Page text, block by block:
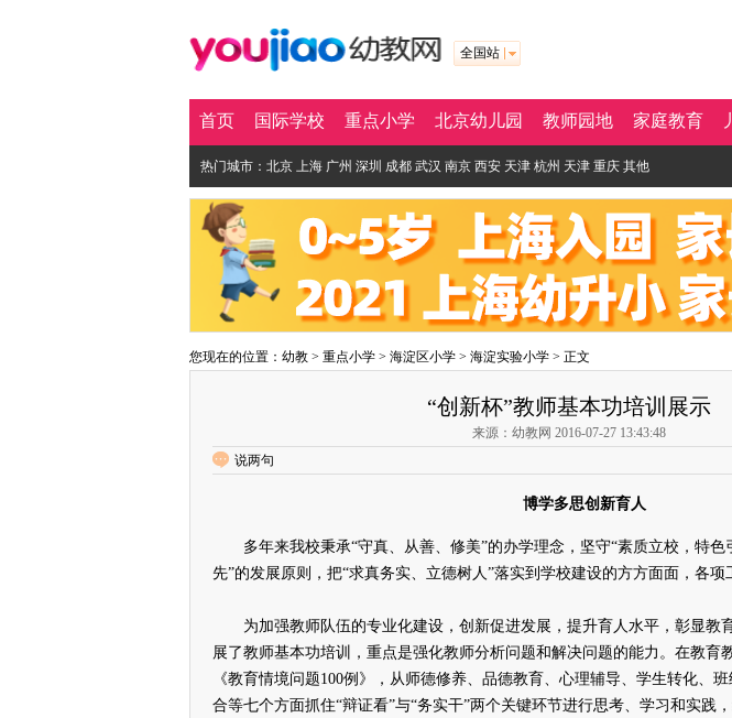
全国站
首页 国际学校 重点小学 北京幼儿园 教师园地 家庭教育
热门城市： 北京 上海 广州 深圳 成都 武汉 南京 西安 天津 杭州 天津 重庆 其他
您现在的位置： 幼教 > 重点小学 > 海淀区小学 > 海淀实验小学 > 正文
“创新杯”教师基本功培训展示
来源：幼教网 2016-07-27 13:43:48
说两句
博学多思创新育人
多年来我校秉承“守真、从善、修美”的办学理念，坚守“素质立校，特色
先”的发展原则，把“求真务实、立德树人”落实到学校建设的方方面面，各项
为加强教师队伍的专业化建设，创新促进发展，提升育人水平，彰显教
展了教师基本功培训，重点是强化教师分析问题和解决问题的能力。在教育
《教育情境问题100例》，从师德修养、品德教育、心理辅导、学生转化、
合等七个方面抓住“辩证看”与“务实干”两个关键环节进行思考、学习和实践